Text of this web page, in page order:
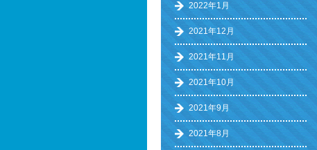
2022年1月
2021年12月
2021年11月
2021年10月
2021年9月
2021年8月